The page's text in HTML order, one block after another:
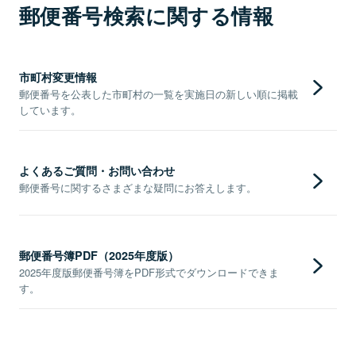
郵便番号検索に関する情報
市町村変更情報
郵便番号を公表した市町村の一覧を実施日の新しい順に掲載
しています。
よくあるご質問・お問い合わせ
郵便番号に関するさまざまな疑問にお答えします。
郵便番号簿PDF（2025年度版）
2025年度版郵便番号簿をPDF形式でダウンロードできま
す。